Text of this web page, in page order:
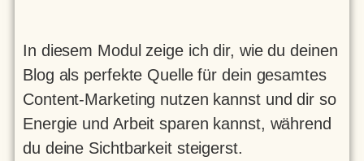
In diesem Modul zeige ich dir, wie du deinen
Blog als perfekte Quelle für dein gesamtes
Content-Marketing nutzen kannst und dir so
Energie und Arbeit sparen kannst, während
du deine Sichtbarkeit steigerst.